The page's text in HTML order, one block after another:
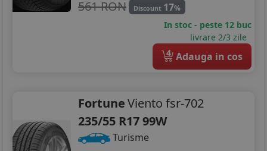
561 RON Discount 17%
In stoc - peste 12 buc
livrare 2/3 zile
4 Adauga in cos
FortuneViento fsr-702
235/55 R17 99W
Turisme